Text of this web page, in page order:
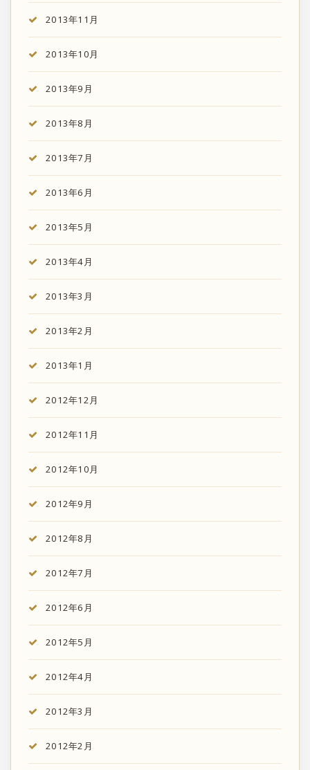
2013年11月
2013年10月
2013年9月
2013年8月
2013年7月
2013年6月
2013年5月
2013年4月
2013年3月
2013年2月
2013年1月
2012年12月
2012年11月
2012年10月
2012年9月
2012年8月
2012年7月
2012年6月
2012年5月
2012年4月
2012年3月
2012年2月